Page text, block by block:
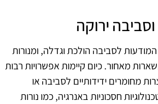
ירוקה
לסביבה הולכת וגדלה, ומנורות
מאחור. כיום קיימות אפשרויות רבות
מחומרים ידידותיים לסביבה או
חסכוניות באנרגיה, כמו נורות